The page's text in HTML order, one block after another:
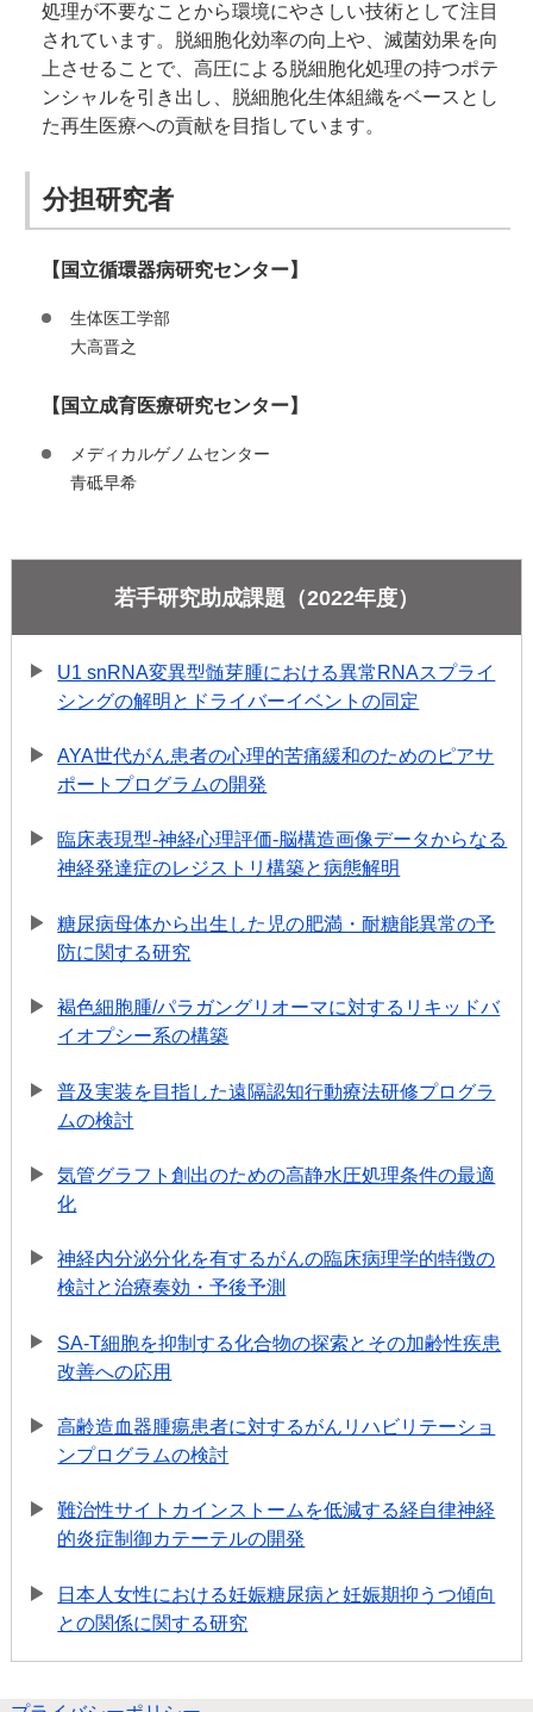
処理が不要なことから環境にやさしい技術として注目
されています。脱細胞化効率の向上や、滅菌効果を向
上させることで、高圧による脱細胞化処理の持つポテ
ンシャルを引き出し、脱細胞化生体組織をベースとし
た再生医療への貢献を目指しています。
分担研究者
【国立循環器病研究センター】
生体医工学部
大高晋之
【国立成育医療研究センター】
メディカルゲノムセンター
青砥早希
若手研究助成課題（2022年度）
U1 snRNA変異型髄芽腫における異常RNAスプライ
シングの解明とドライバーイベントの同定
AYA世代がん患者の心理的苦痛緩和のためのピアサ
ポートプログラムの開発
臨床表現型-神経心理評価-脳構造画像データからなる
神経発達症のレジストリ構築と病態解明
糖尿病母体から出生した児の肥満・耐糖能異常の予
防に関する研究
褐色細胞腫/パラガングリオーマに対するリキッドバ
イオプシー系の構築
普及実装を目指した遠隔認知行動療法研修プログラ
ムの検討
気管グラフト創出のための高静水圧処理条件の最適
化
神経内分泌分化を有するがんの臨床病理学的特徴の
検討と治療奏効・予後予測
SA-T細胞を抑制する化合物の探索とその加齢性疾患
改善への応用
高齢造血器腫瘍患者に対するがんリハビリテーショ
ンプログラムの検討
難治性サイトカインストームを低減する経自律神経
的炎症制御カテーテルの開発
日本人女性における妊娠糖尿病と妊娠期抑うつ傾向
との関係に関する研究